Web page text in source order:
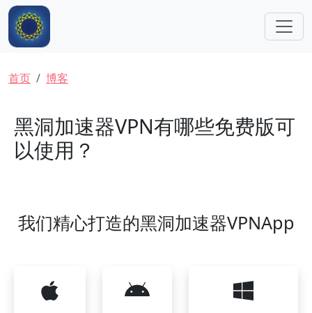
跳转到主要内容
面包屑
首页 博客
黑洞加速器VPN有哪些免费版可
以使用？
我们精心打造的黑洞加速器VPNApp